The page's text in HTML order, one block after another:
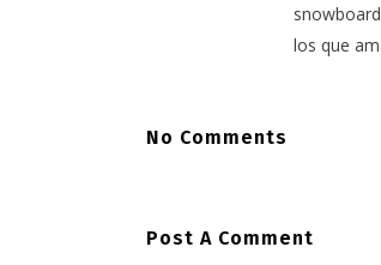
los que
No Comments
Post A Comment